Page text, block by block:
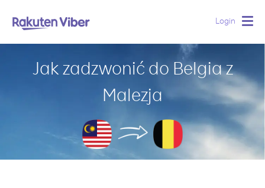
Login
Jak zadzwonić do Belgia z
Malezja